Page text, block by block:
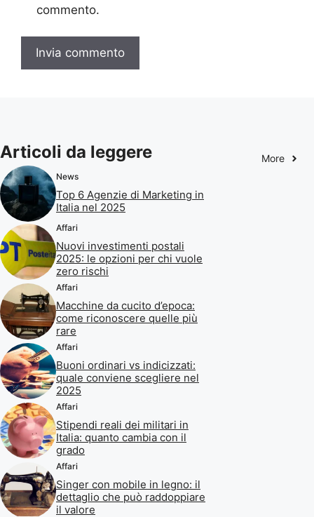
commento.
Articoli da leggere More
News
Top 6 Agenzie di Marketing in
Italia nel 2025
Affari
Nuovi investimenti postali
2025: le opzioni per chi vuole
zero rischi
Affari
Macchine da cucito d’epoca:
come riconoscere quelle più
rare
Affari
Buoni ordinari vs indicizzati:
quale conviene scegliere nel
2025
Affari
Stipendi reali dei militari in
Italia: quanto cambia con il
grado
Affari
Singer con mobile in legno: il
dettaglio che può raddoppiare
il valore